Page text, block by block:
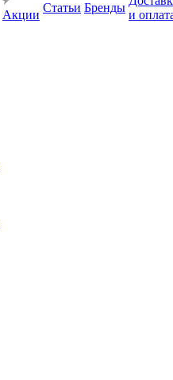
Акции
Статьи Бренды
и